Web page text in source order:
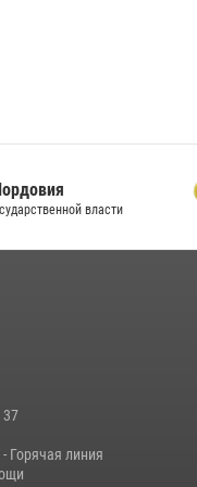
власти
37
Горячая линия